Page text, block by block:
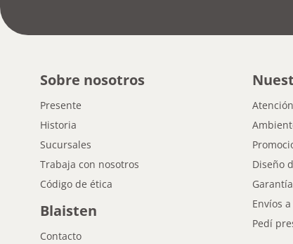
Sobre nosotros
Presente
Historia
Sucursales
Trabaja con nosotros
Código de ética
Blaisten
Contacto
Diseño
Envíos
Pedí